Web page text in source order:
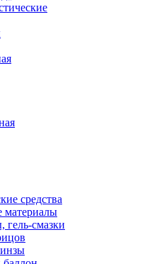
средства
материалы
гель-смазки